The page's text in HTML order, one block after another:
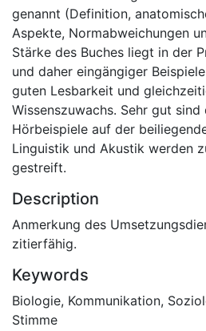
genannt (Definition,
Aspekte, Normabweichungen
Stärke des Buches liegt in der
und daher eingängiger
guten Lesbarkeit und
Wissenszuwachs. Sehr gut
Hörbeispiele auf der
Linguistik und Akustik werden
gestreift.
Description
Anmerkung des
zitierfähig.
Keywords
Biologie, Kommunikation,
Stimme